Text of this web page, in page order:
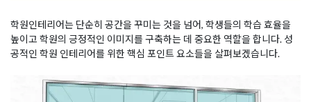
학원인테리어는 단순히 공간을 꾸미는 것을 넘어, 학생들의 학습 효율을
높이고 학원의 긍정적인 이미지를 구축하는 데 중요한 역할을 합니다. 성
공적인 학원 인테리어를 위한 핵심 포인트 요소들을 살펴보겠습니다.